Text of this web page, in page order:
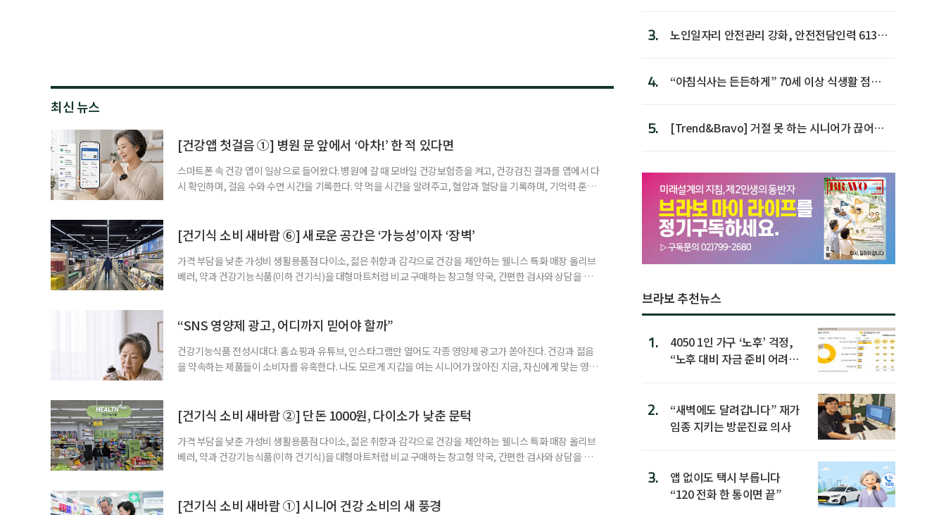
최신 뉴스
[건강앱 첫걸음 ①] 병원 문 앞에서 ‘아차!’ 한 적 있다면
스마트폰 속 건강 앱이 일상으로 들어왔다. 병원에 갈 때 모바일 건강보험증을 켜고, 건강검진 결과를 앱에서 다
시 확인하며, 걸음 수와 수면 시간을 기록한다. 약 먹을 시간을 알려주고, 혈압과 혈당을 기록하며, 기억력 훈련
워치나 운동 앱을 먼저 떠올리기 쉽다. 하지만 시니어에게 가장 먼저 필요한 디지털 건강 도구는 의외로
[건기식 소비 새바람 ⑥] 새로운 공간은 ‘가능성’이자 ‘장벽’
가격 부담을 낮춘 가성비 생활용품점 다이소, 젊은 취향과 감각으로 건강을 제안하는 웰니스 특화 매장 올리브
베러, 약과 건강기능식품(이하 건기식)을 대형마트처럼 비교 구매하는 창고형 약국, 간편한 검사와 상담을 결
용하면 좋을지 현장을 직접 방문해 살펴봤다. 다이소, 올리브베러, 창고형·체험형 약국까지. 건기식을 구매할
“SNS 영양제 광고, 어디까지 믿어야 할까”
건강기능식품 전성시대다. 홈쇼핑과 유튜브, 인스타그램만 열어도 각종 영양제 광고가 쏟아진다. 건강과 젊음
을 약속하는 제품들이 소비자를 유혹한다. 나도 모르게 지갑을 여는 시니어가 많아진 지금, 자신에게 맞는 영양
황 프로젝트’가 SNS를 중심으로 펼쳐지고 있다. 연예인과 인플루언서가 추천하는 제품 광고를 보다 보면, 그
[건기식 소비 새바람 ②] 단돈 1000원, 다이소가 낮춘 문턱
가격 부담을 낮춘 가성비 생활용품점 다이소, 젊은 취향과 감각으로 건강을 제안하는 웰니스 특화 매장 올리브
베러, 약과 건강기능식품(이하 건기식)을 대형마트처럼 비교 구매하는 창고형 약국, 간편한 검사와 상담을 결
용하면 좋을지 현장을 직접 방문해 살펴봤다. 다이소 건기식 코너에서 가장 먼저 눈에 띄는 것은 가격이다. 100
[건기식 소비 새바람 ①] 시니어 건강 소비의 새 풍경
3.
노인일자리 안전관리 강화, 안전전담인력 613명
4.
“아침식사는 든든하게” 70세 이상 식생활 점수
5.
[Trend&Bravo] 거절 못 하는 시니어가 끊어야
브라보 추천뉴스
1.
4050 1인 가구 ‘노후’ 걱정,
“노후 대비 자금 준비 어려
2.
“새벽에도 달려갑니다” 재가
임종 지키는 방문진료 의사
3.
앱 없이도 택시 부릅니다
“120 전화 한 통이면 끝”